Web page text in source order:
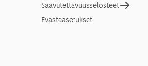
Saavutettavuusselosteet
Evästeasetukset